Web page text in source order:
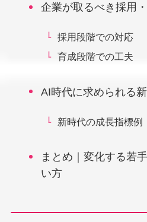
企業が取るべき採用
採用段階での対応
育成段階での工夫
AI時代に求められる
新時代の成長指標例
まとめ｜変化する若
い方